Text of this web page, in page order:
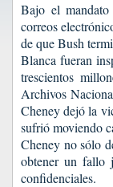
Bajo el
correos
de que Bush
Blanca fueran
trescientos
Archivos
Cheney dejó la
sufrió moviendo
Cheney no sólo
obtener un fallo
confidenciales.